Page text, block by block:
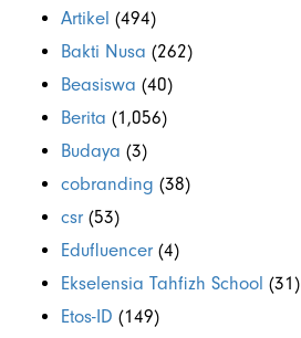
Artikel (494)
Bakti Nusa (262)
Beasiswa (40)
Berita (1,056)
Budaya (3)
cobranding (38)
csr (53)
Edufluencer (4)
Ekselensia Tahfizh School (31)
Etos-ID (149)